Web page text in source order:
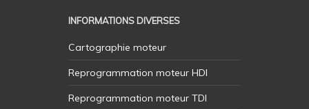
INFORMATIONS DIVERSES
Cartographie moteur
Reprogrammation moteur HDI
Reprogrammation moteur TDI